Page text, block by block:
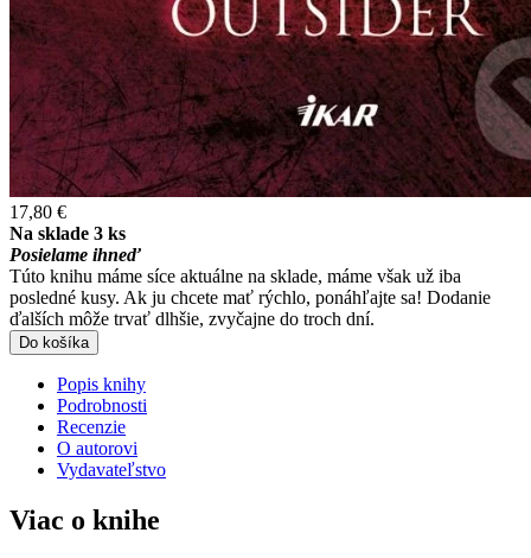
17,80 €
Na sklade 3 ks
Posielame ihneď
Túto knihu máme síce aktuálne na sklade, máme však už iba
posledné kusy. Ak ju chcete mať rýchlo, ponáhľajte sa! Dodanie
ďalších môže trvať dlhšie, zvyčajne do troch dní.
Do košíka
Popis knihy
Podrobnosti
Recenzie
O autorovi
Vydavateľstvo
Viac o knihe